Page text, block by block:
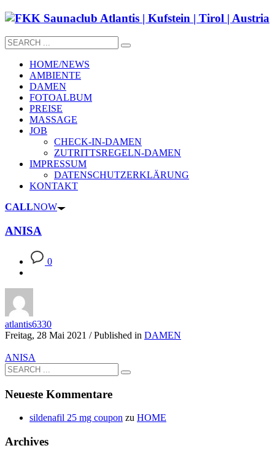
HOME/NEWS
AMBIENTE
DAMEN
FOTOALBUM
PREISE
MASSAGE
JOB
CHECK-IN-DAMEN
ZUTRITTSREGELN-DAMEN
IMPRESSUM
DATENSCHUTZERKLÄRUNG
KONTAKT
CALLNOW
ANISA
0
atlantis6330
Freitag, 28 Mai 2021 / Published in DAMEN
ANISA
Neueste Kommentare
sildenafil 25 mg coupon zu HOME
Archives